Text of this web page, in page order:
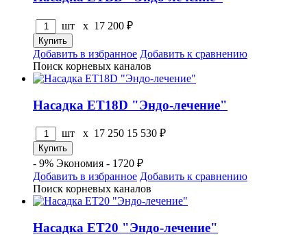
шт x 17 200 ₽
Добавить в избранное Добавить к сравнению
Поиск корневых каналов
Насадка ET18D "Эндо-лечение"
шт x 17 250 15 530 ₽
- 9% Экономия - 1720 ₽
Добавить в избранное Добавить к сравнению
Поиск корневых каналов
Насадка ET20 "Эндо-лечение"